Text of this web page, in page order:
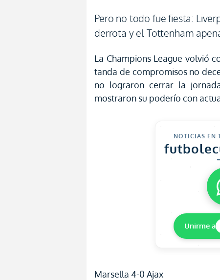
Pero no todo fue fiesta:
derrota y el Tottenham
La Champions League volvió
tanda de compromisos no
no lograron cerrar la
mostraron su poderío con
NOTICIAS EN
Unirme a
Marsella 4-0 Ajax